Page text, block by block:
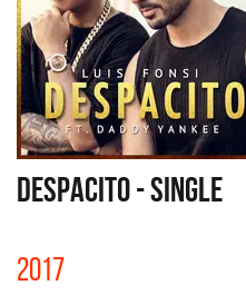
DESPACITO - SINGLE
2017